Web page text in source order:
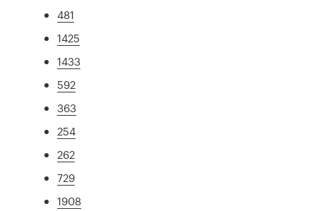
481
1425
1433
592
363
254
262
729
1908